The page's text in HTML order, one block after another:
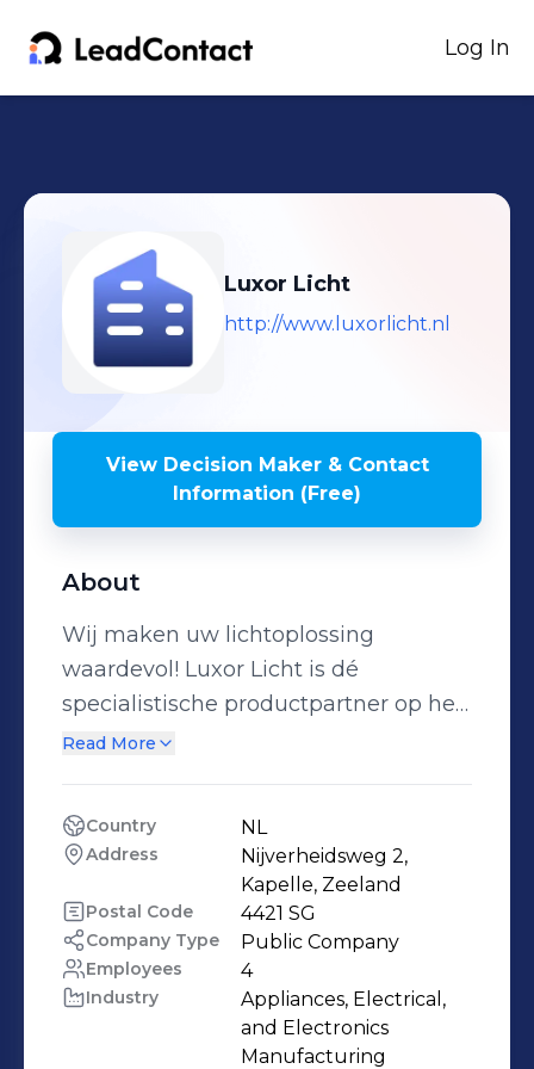
Log In
Luxor Licht
http://www.luxorlicht.nl
View Decision Maker & Contact
Information (Free)
About
Wij maken uw lichtoplossing
waardevol! Luxor Licht is dé
specialistische productpartner op het
gebied van projectverlichting. Het
kwaliteit van de geleverde producten,
vormen de basis van Luxor Licht voor
het opbouwen van langdurige
relaties en continuïteit. De kracht van
Luxor Licht is het bieden van
hoogwaardige tailormade
verlichtingsoplossingen met een
Read More
Country NL
Address
Nijverheidsweg 2,
Kapelle, Zeeland
Postal Code 4421 SG
Company Type Public Company
Employees 4
Industry
Appliances, Electrical,
and Electronics
Manufacturing